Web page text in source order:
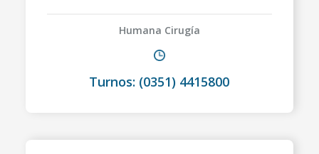
Humana Cirugía
Turnos: (0351) 4415800